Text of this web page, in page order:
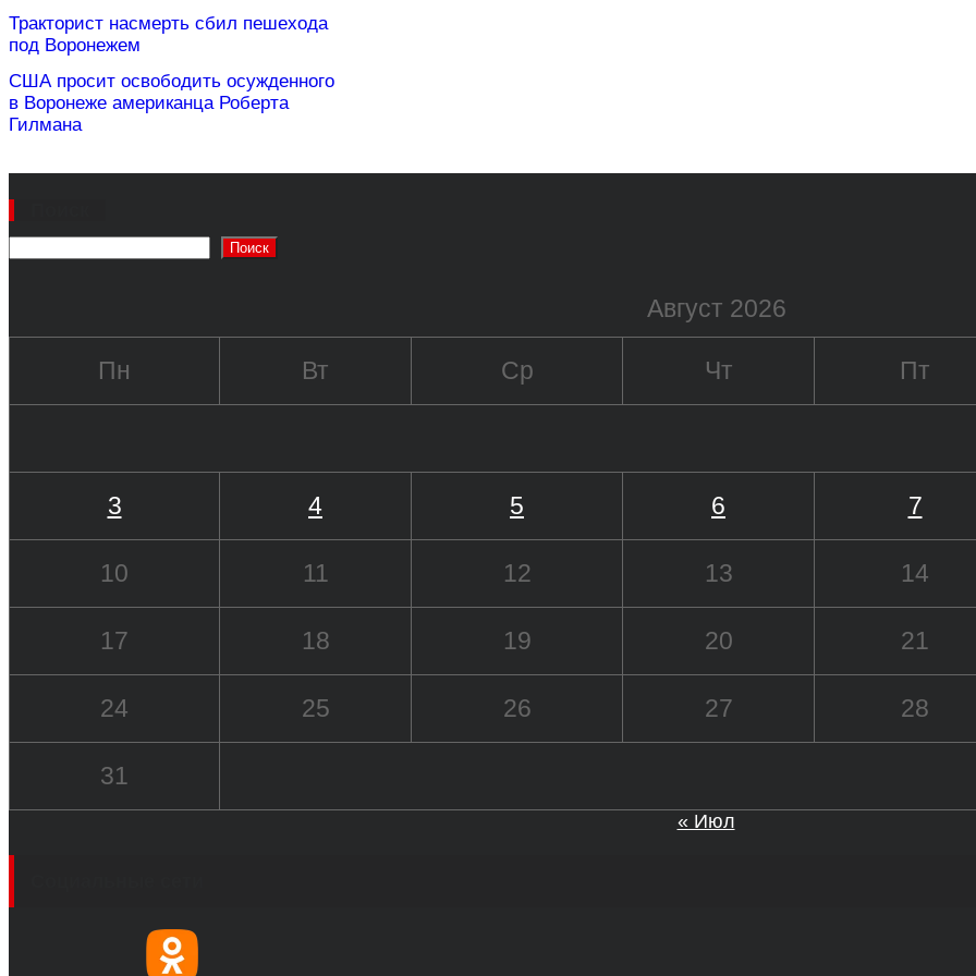
Тракторист насмерть сбил пешехода
под Воронежем
США просит освободить осужденного
в Воронеже американца Роберта
Гилмана
Поиск
Август 2026
Пн Вт Ср Чт Пт
3 4 5 6 7
10 11 12 13 14
17 18 19 20 21
24 25 26 27 28
31
« Июл